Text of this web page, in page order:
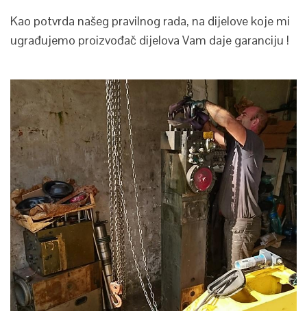
Kao potvrda našeg pravilnog rada, na dijelove koje mi
ugrađujemo proizvođač dijelova Vam daje garanciju !